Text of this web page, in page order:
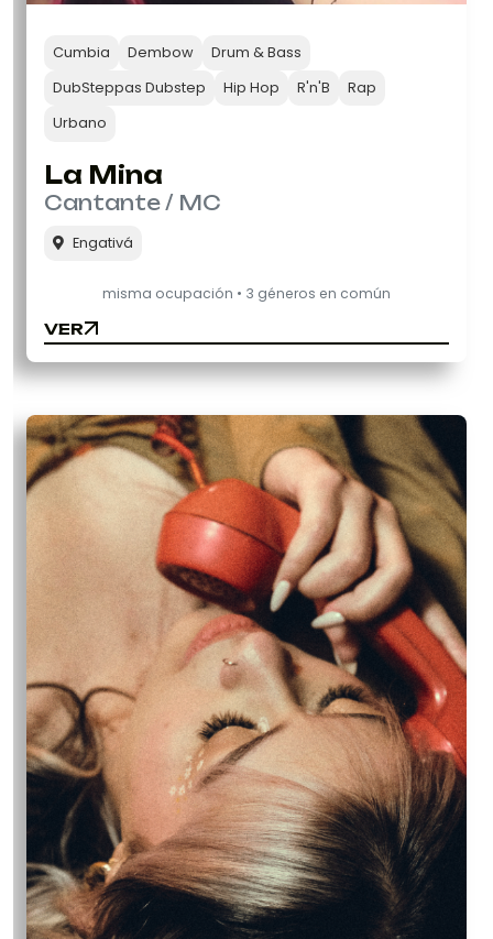
Cumbia Dembow
Drum & Bass
DubSteppas Dubstep
Hip Hop R'n'B
Rap
Urbano
La Mina
Cantante / MC
Engativá
misma ocupación • 3 géneros en común
VER
VER